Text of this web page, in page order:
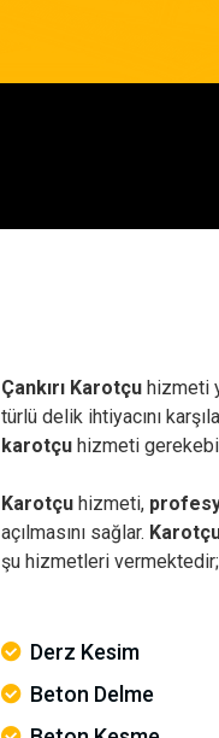
Çankırı Karotçu hizmeti
türlü delik ihtiyacını
karotçu hizmeti
Karotçu hizmeti,
açılmasını sağlar.
şu hizmetleri vermektedir;
Derz Kesim
Beton Delme